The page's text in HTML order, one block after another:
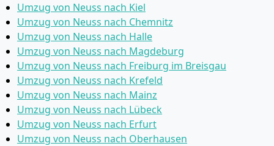
Umzug von Neuss nach Kiel
Umzug von Neuss nach Chemnitz
Umzug von Neuss nach Halle
Umzug von Neuss nach Magdeburg
Umzug von Neuss nach Freiburg im Breisgau
Umzug von Neuss nach Krefeld
Umzug von Neuss nach Mainz
Umzug von Neuss nach Lübeck
Umzug von Neuss nach Erfurt
Umzug von Neuss nach Oberhausen